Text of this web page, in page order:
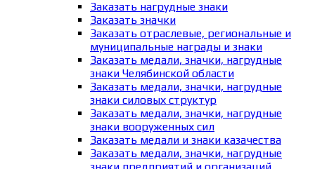
Заказать нагрудные знаки
Заказать значки
Заказать отраслевые, региональные и
муниципальные награды и знаки
Заказать медали, значки, нагрудные
знаки Челябинской области
Заказать медали, значки, нагрудные
знаки силовых структур
Заказать медали, значки, нагрудные
знаки вооруженных сил
Заказать медали и знаки казачества
Заказать медали, значки, нагрудные